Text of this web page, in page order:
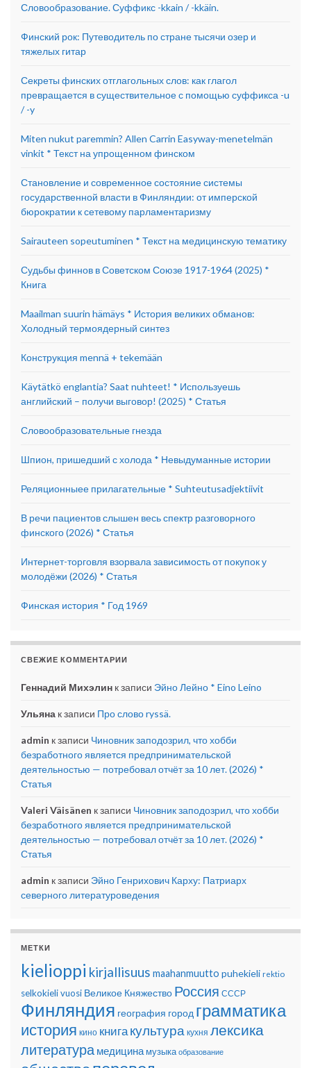
Словообразование. Суффикс -kkain / -kkäin.
Финский рок: Путеводитель по стране тысячи озер и
тяжелых гитар
Секреты финских отглагольных слов: как глагол
превращается в существительное с помощью суффикса -u
/ -y
Miten nukut paremmin? Allen Carrin Easyway-menetelmän
vinkit * Текст на упрощенном финском
Становление и современное состояние системы
государственной власти в Финляндии: от имперской
бюрократии к сетевому парламентаризму
Sairauteen sopeutuminen * Текст на медицинскую тематику
Судьбы финнов в Советском Союзе 1917-1964 (2025) *
Книга
Maailman suurin hämäys * История великих обманов:
Холодный термоядерный синтез
Конструкция mennä + tekemään
Käytätkö englantia? Saat nuhteet! * Используешь
английский – получи выговор! (2025) * Статья
Словообразовательные гнезда
Шпион, пришедший с холода * Невыдуманные истории
Реляционныее прилагательные * Suhteutusadjektiivit
В речи пациентов слышен весь спектр разговорного
финского (2026) * Статья
Интернет-торговля взорвала зависимость от покупок у
молодёжи (2026) * Статья
Финская история * Год 1969
СВЕЖИЕ КОММЕНТАРИИ
Геннадий Михэлин к записи Эйно Лейно * Eino Leino
Ульяна к записи Про слово ryssä.
admin к записи Чиновник заподозрил, что хобби
безработного является предпринимательской
деятельностью — потребовал отчёт за 10 лет. (2026) *
Статья
Valeri Väisänen к записи Чиновник заподозрил, что хобби
безработного является предпринимательской
деятельностью — потребовал отчёт за 10 лет. (2026) *
Статья
admin к записи Эйно Генрихович Карху: Патриарх
северного литературоведения
МЕТКИ
kielioppi kirjallisuus maahanmuutto puhekieli rektio
selkokielivuosi Великое Княжество Россия СССР
Финляндия география город грамматика
история кино книгакультура кухня лексика
литература медицина музыка образование